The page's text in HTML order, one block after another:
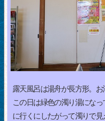
露天風呂は湯舟が長方形。お
この日は緑色の濁り湯にな
に行くにしたがって濁りで見